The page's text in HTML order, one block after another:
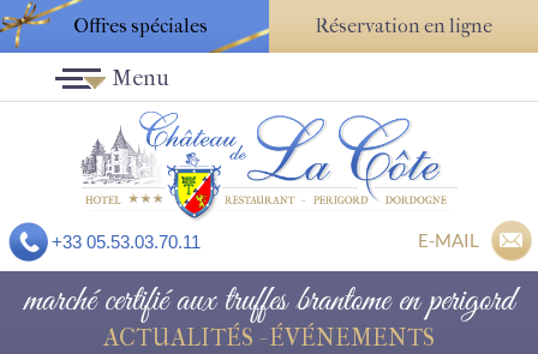
Offres spéciales Réservation en ligne
+33 05.53.03.70.11 E-MAIL
Menu
marché certifié aux truffes brantome en perigord
ACTUALITÉS - ÉVÉNEMENTS